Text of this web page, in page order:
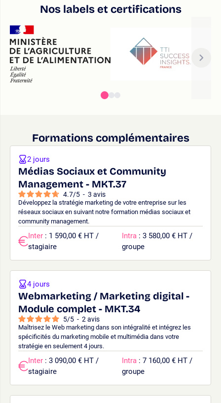
Nos labels et certifications
Formations complémentaires
Médias Sociaux et Community
Management - MKT.37
4.7/5 - 3 avis
Développez la stratégie marketing de votre entreprise sur les
réseaux sociaux en suivant notre formation médias sociaux et
community management.
2 jours
Inter : 1 590,00 € HT /
stagiaire
Intra : 3 580,00 € HT /
groupe
Webmarketing / Marketing digital -
Module complet - MKT.34
5/5 - 2 avis
Maîtrisez le Web marketing dans son intégralité et intégrez les
spécificités du marketing mobile et multimédia dans votre
stratégie en seulement 4 jours.
4 jours
Inter : 3 090,00 € HT /
stagiaire
Intra : 7 160,00 € HT /
groupe